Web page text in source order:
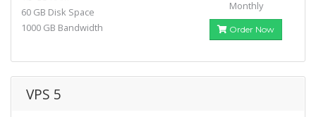
60 GB Disk Space
1000 GB Bandwidth
Monthly
Order Now
VPS 5